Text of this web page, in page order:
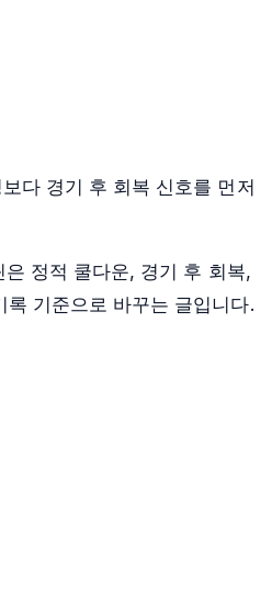
다 경기 후 회복 신호를 먼저
정적 쿨다운, 경기 후 회복,
기준으로 바꾸는 글입니다.